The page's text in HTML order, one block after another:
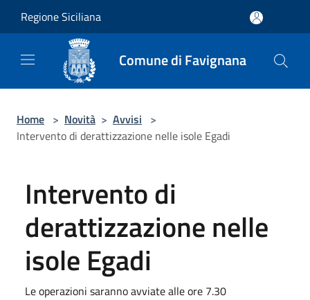
Regione Siciliana
Comune di Favignana
Home > Novità > Avvisi >
Intervento di derattizzazione nelle isole Egadi
Intervento di
derattizzazione nelle
isole Egadi
Le operazioni saranno avviate alle ore 7.30